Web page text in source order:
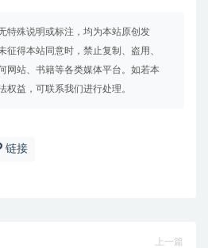
特殊说明或标注，均为本站原创发
征得本站同意时，禁止复制、盗用、
网站、书籍等各类媒体平台。如若本
权益，可联系我们进行处理。
链接
上一篇